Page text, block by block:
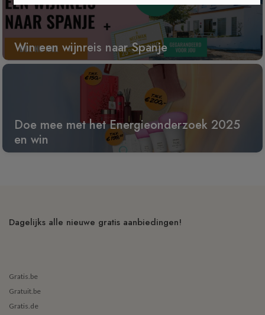
Win een wijnreis naar Spanje
Doe mee met het Energieonderzoek 2025
en win
Dagelijks alle nieuwe gratis aanbiedingen!
Gratis.be
Gratuit.be
Gratis.de